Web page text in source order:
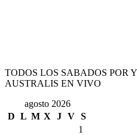
TODOS LOS SABADOS POR
AUSTRALIS EN VIVO
agosto 2026
D L M X J V S
1